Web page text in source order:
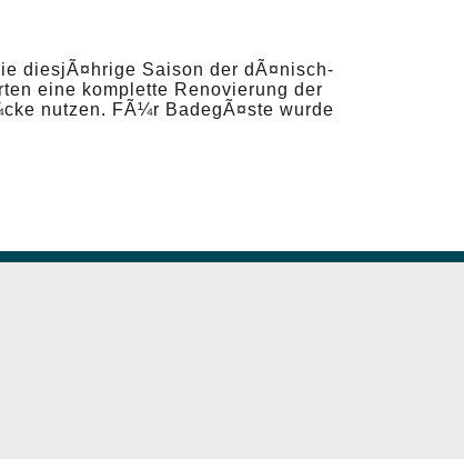
diesjÃ¤hrige Saison der dÃ¤nisch-
eine komplette Renovierung der
nutzen. FÃ¼r BadegÃ¤ste wurde